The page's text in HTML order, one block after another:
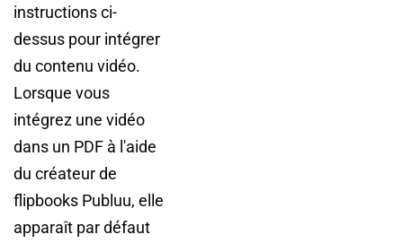
instructions ci-
dessus pour intégrer
du contenu vidéo.
Lorsque vous
intégrez une vidéo
dans un PDF à l'aide
du créateur de
flipbooks Publuu, elle
apparaît par défaut